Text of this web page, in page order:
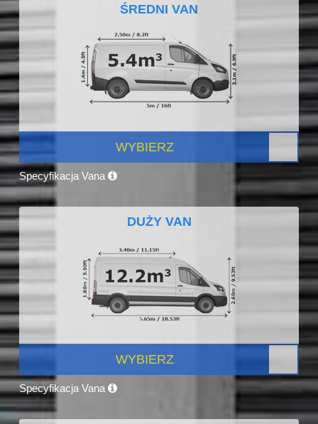
ŚREDNI VAN
WYBIERZ
Specyfikacja Vana
DUŻY VAN
WYBIERZ
Specyfikacja Vana